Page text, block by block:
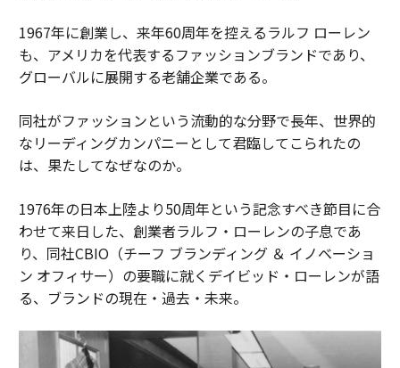
1967年に創業し、来年60周年を控えるラルフ ローレン
も、アメリカを代表するファッションブランドであり、
グローバルに展開する老舗企業である。
同社がファッションという流動的な分野で長年、世界的
なリーディングカンパニーとして君臨してこられたの
は、果たしてなぜなのか。
1976年の日本上陸より50周年という記念すべき節目に合
わせて来日した、創業者ラルフ・ローレンの子息であ
り、同社CBIO（チーフ ブランディング ＆ イノベーショ
ン オフィサー）の要職に就くデイビッド・ローレンが語
る、ブランドの現在・過去・未来。